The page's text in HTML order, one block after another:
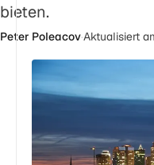
bieten.
Peter Poleacov·Aktualisiert